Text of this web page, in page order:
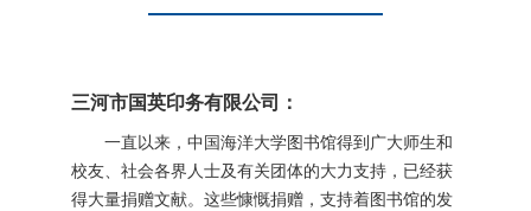
三河市国英印务有限公司：
一直以来，中国海洋大学图书馆得到广大师生和
校友、社会各界人士及有关团体的大力支持，已经获
得大量捐赠文献。这些慷慨捐赠，支持着图书馆的发